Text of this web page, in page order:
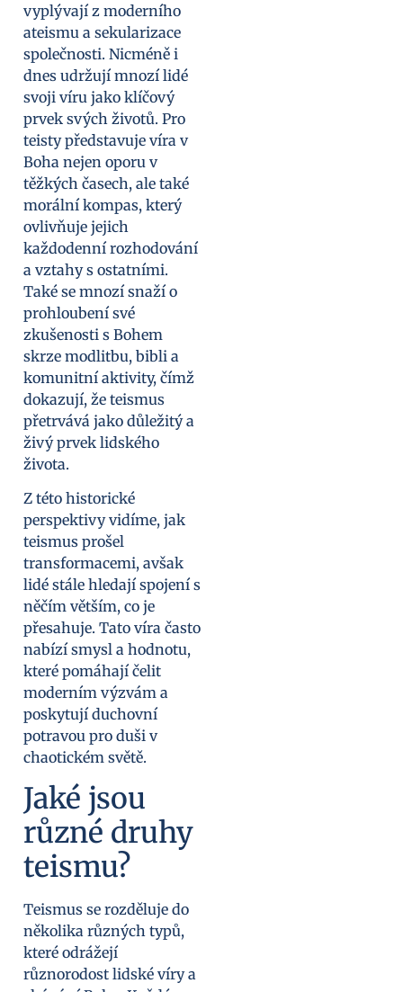
vyplývají z moderního
ateismu a sekularizace
společnosti. Nicméně i
dnes udržují mnozí lidé
svoji víru jako klíčový
prvek svých životů. Pro
teisty představuje víra v
Boha nejen oporu v
těžkých časech, ale také
morální kompas, který
ovlivňuje jejich
každodenní rozhodování
a vztahy s ostatními.
Také se mnozí snaží o
prohloubení své
zkušenosti s Bohem
skrze modlitbu, bibli a
komunitní aktivity, čímž
dokazují, že teismus
přetrvává jako důležitý a
živý prvek lidského
života.
Z této historické
perspektivy vidíme, jak
teismus prošel
transformacemi, avšak
lidé stále hledají spojení s
něčím větším, co je
přesahuje. Tato víra často
nabízí smysl a hodnotu,
které pomáhají čelit
moderním výzvám a
poskytují duchovní
potravou pro duši v
chaotickém světě.
Jaké jsou
různé druhy
teismu?
Teismus se rozděluje do
několika různých typů,
které odrážejí
různorodost lidské víry a